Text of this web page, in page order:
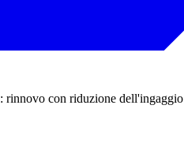
rinnovo con riduzione dell'ingaggio